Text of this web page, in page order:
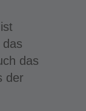
das
der